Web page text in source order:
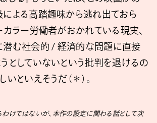
よる高踏趣味から逃れ出ておら
カラー労働者がおかれている現実、
潜む社会的 / 経済的な問題に直接
としていないという批判を退けるの
といえそうだ（＊）。
わけではないが、本作の設定に関わる話として次